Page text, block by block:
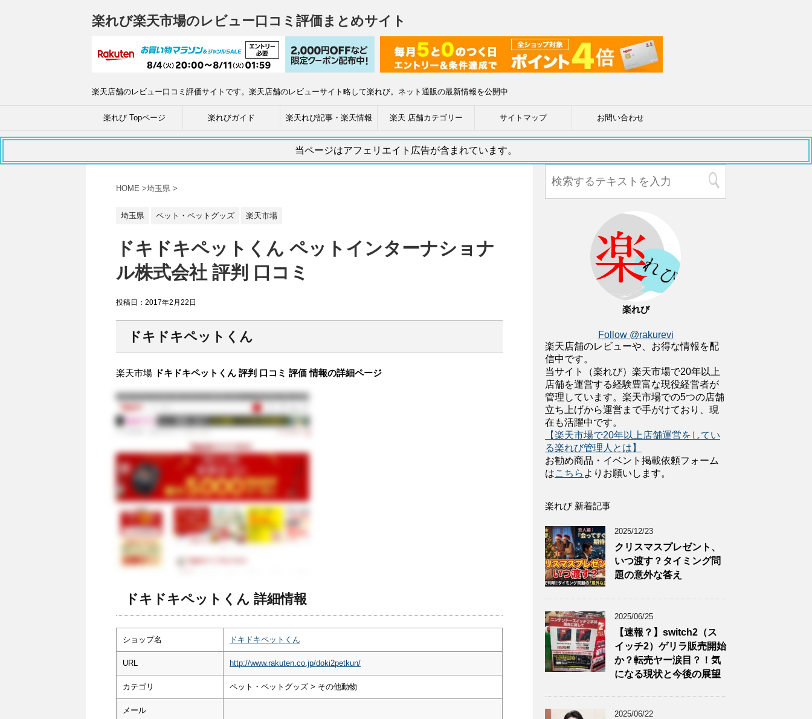
楽れび楽天市場のレビュー口コミ評価まとめサイト
楽天店舗のレビュー口コミ評価サイトです。楽天店舗のレビューサイト略して楽れび。ネット通販の最新情報を公開中
楽れび Topページ 楽れびガイド 楽天れび記事・楽天情報 楽天 店舗カテゴリー サイトマップ お問い合わせ
当ページはアフェリエイト広告が含まれています。
HOME >埼玉県 >
埼玉県 ペット・ペットグッズ 楽天市場
ドキドキペットくん ペットインターナショナ
ル株式会社 評判 口コミ
投稿日： 2017年2月22日
ドキドキペットくん
楽天市場 ドキドキペットくん 評判 口コミ 評価 情報の詳細ページ
ドキドキペットくん 詳細情報
ショップ名 ドキドキペットくん
URL http://www.rakuten.co.jp/doki2petkun/
カテゴリ ペット・ペットグッズ > その他動物
メール
楽れび
Follow @rakurevi
楽天店舗のレビューや、お得な情報を配
信中です。
当サイト（楽れび）楽天市場で20年以上
店舗を運営する経験豊富な現役経営者が
管理しています。楽天市場での5つの店舗
立ち上げから運営まで手がけており、現
在も活躍中です。
【楽天市場で20年以上店舗運営をしてい
る楽れび管理人とは】
お勧め商品・イベント掲載依頼フォーム
はこちら よりお願いします。
楽れび 新着記事
2025/12/23
クリスマスプレゼント、
いつ渡す？タイミング問
題の意外な答え
2025/06/25
【速報？】switch2（ス
イッチ2）ゲリラ販売開始
か？転売ヤー涙目？！気
になる現状と今後の展望
2025/06/22